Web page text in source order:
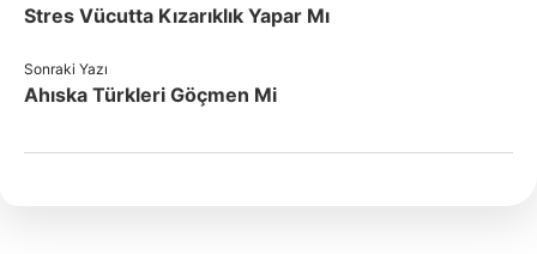
Stres Vücutta Kızarıklık Yapar Mı
Sonraki Yazı
Ahıska Türkleri Göçmen Mi